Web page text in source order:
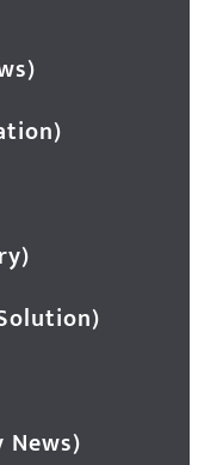
News)